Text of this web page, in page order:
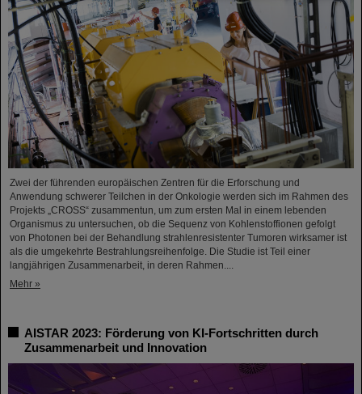
Zwei der führenden europäischen Zentren für die Erforschung und
Anwendung schwerer Teilchen in der Onkologie werden sich im Rahmen des
Projekts „CROSS“ zusammentun, um zum ersten Mal in einem lebenden
Organismus zu untersuchen, ob die Sequenz von Kohlenstoffionen gefolgt
von Photonen bei der Behandlung strahlenresistenter Tumoren wirksamer ist
als die umgekehrte Bestrahlungsreihenfolge. Die Studie ist Teil einer
langjährigen Zusammenarbeit, in deren Rahmen....
Mehr »
AISTAR 2023: Förderung von KI-Fortschritten durch
Zusammenarbeit und Innovation